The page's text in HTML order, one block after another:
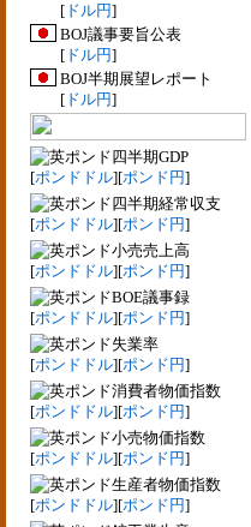
[ ドル円]
BOJ議事要旨公表
[ ドル円]
BOJ半期展望レポート
[ ドル円]
四半期GDP
[ポンドドル][ポンド円]
四半期経常収支
[ポンドドル][ポンド円]
小売売上高
[ポンドドル][ポンド円]
BOE議事録
[ポンドドル][ポンド円]
失業率
[ポンドドル][ポンド円]
消費者物価指数
[ポンドドル][ポンド円]
小売物価指数
[ポンドドル][ポンド円]
生産者物価指数
[ポンドドル][ポンド円]